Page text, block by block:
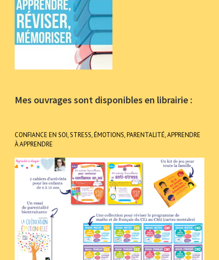
Mes ouvrages sont disponibles en librairie :
CONFIANCE EN SOI, STRESS, ÉMOTIONS, PARENTALITÉ, APPRENDRE
À APPRENDRE